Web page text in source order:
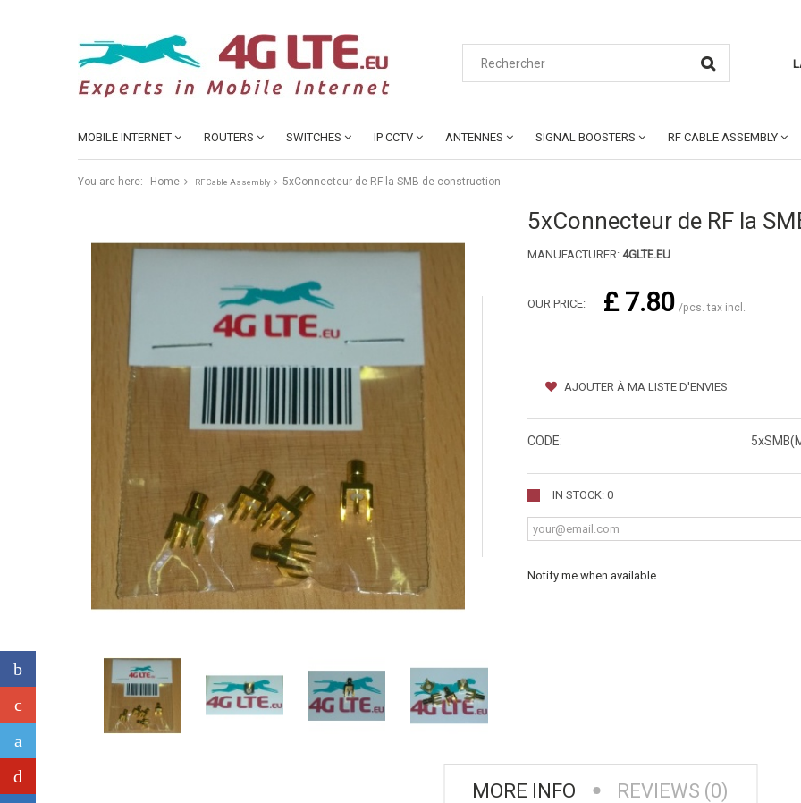
MOBILE INTERNET ROUTERS SWITCHES IP CCTV ANTENNES SIGNAL BOOSTERS RF CABLE ASSEMBLY
You are here: Home RF Cable Assembly 5xConnecteur de RF la SMB de construction
5xConnecteur de RF la
MANUFACTURER: 4GLTE.EU
OUR PRICE: £ 7.80 /pcs. tax incl.
AJOUTER À MA LISTE D'ENVIES
CODE:
IN STOCK: 0
Notify me when available
MORE INFO REVIEWS (0)